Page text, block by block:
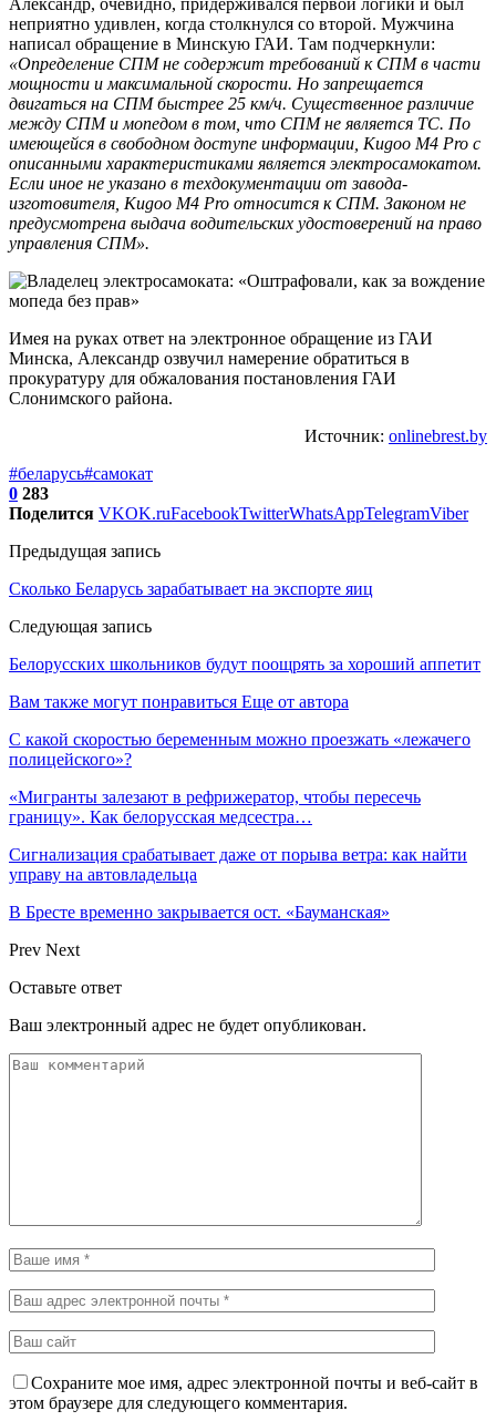
неприятно удивлен, когда столкнулся со второй. Мужчина
написал обращение в Минскую ГАИ. Там подчеркнули:
«Определение СПМ не содержит требований к СПМ в части
мощности и максимальной скорости. Но запрещается
двигаться на СПМ быстрее 25 км/ч. Существенное различие
между СПМ и мопедом в том, что СПМ не является ТС. По
имеющейся в свободном доступе информации, Kugoo М4 Pro с
описанными характеристиками является электросамокатом.
Если иное не указано в техдокументации от завода-
изготовителя, Kugoo М4 Pro относится к СПМ. Законом не
предусмотрена выдача водительских удостоверений на право
управления СПМ».
Имея на руках ответ на электронное обращение из ГАИ
Минска, Александр озвучил намерение обратиться в
прокуратуру для обжалования постановления ГАИ
Слонимского района.
Источник: onlinebrest.by
#беларусь#самокат
0 283
Поделится VKOK.ruFacebookTwitterWhatsAppTelegramViber
Предыдущая запись
Сколько Беларусь зарабатывает на экспорте яиц
Следующая запись
Белорусских школьников будут поощрять за хороший аппетит
Вам также могут понравиться Еще от автора
С какой скоростью беременным можно проезжать «лежачего
полицейского»?
«Мигранты залезают в рефрижератор, чтобы пересечь
границу». Как белорусская медсестра…
Сигнализация срабатывает даже от порыва ветра: как найти
управу на автовладельца
В Бресте временно закрывается ост. «Бауманская»
Prev Next
Оставьте ответ
Ваш электронный адрес не будет опубликован.
Сохраните мое имя, адрес электронной почты и веб-сайт в
этом браузере для следующего комментария.